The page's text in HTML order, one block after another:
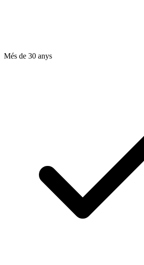
Més de 30 anys